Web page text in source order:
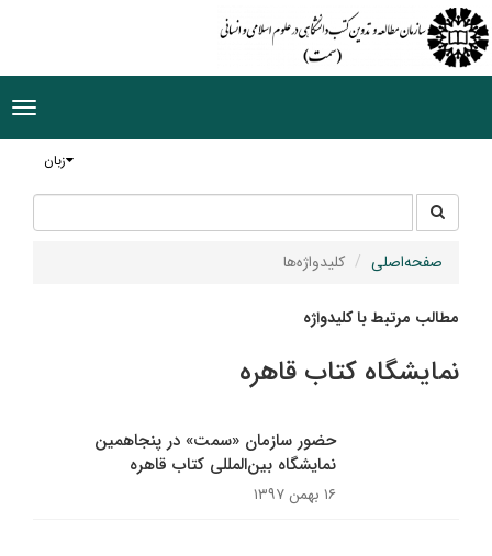
زبان
جستجو
در
سایت
صفحه‌اصلی کلیدواژه‌ها
مطالب مرتبط با کلیدواژه
نمایشگاه کتاب قاهره
حضور سازمان «سمت» در پنجاهمین
نمایشگاه بین‌المللی کتاب قاهره
۱۶ بهمن ۱۳۹۷